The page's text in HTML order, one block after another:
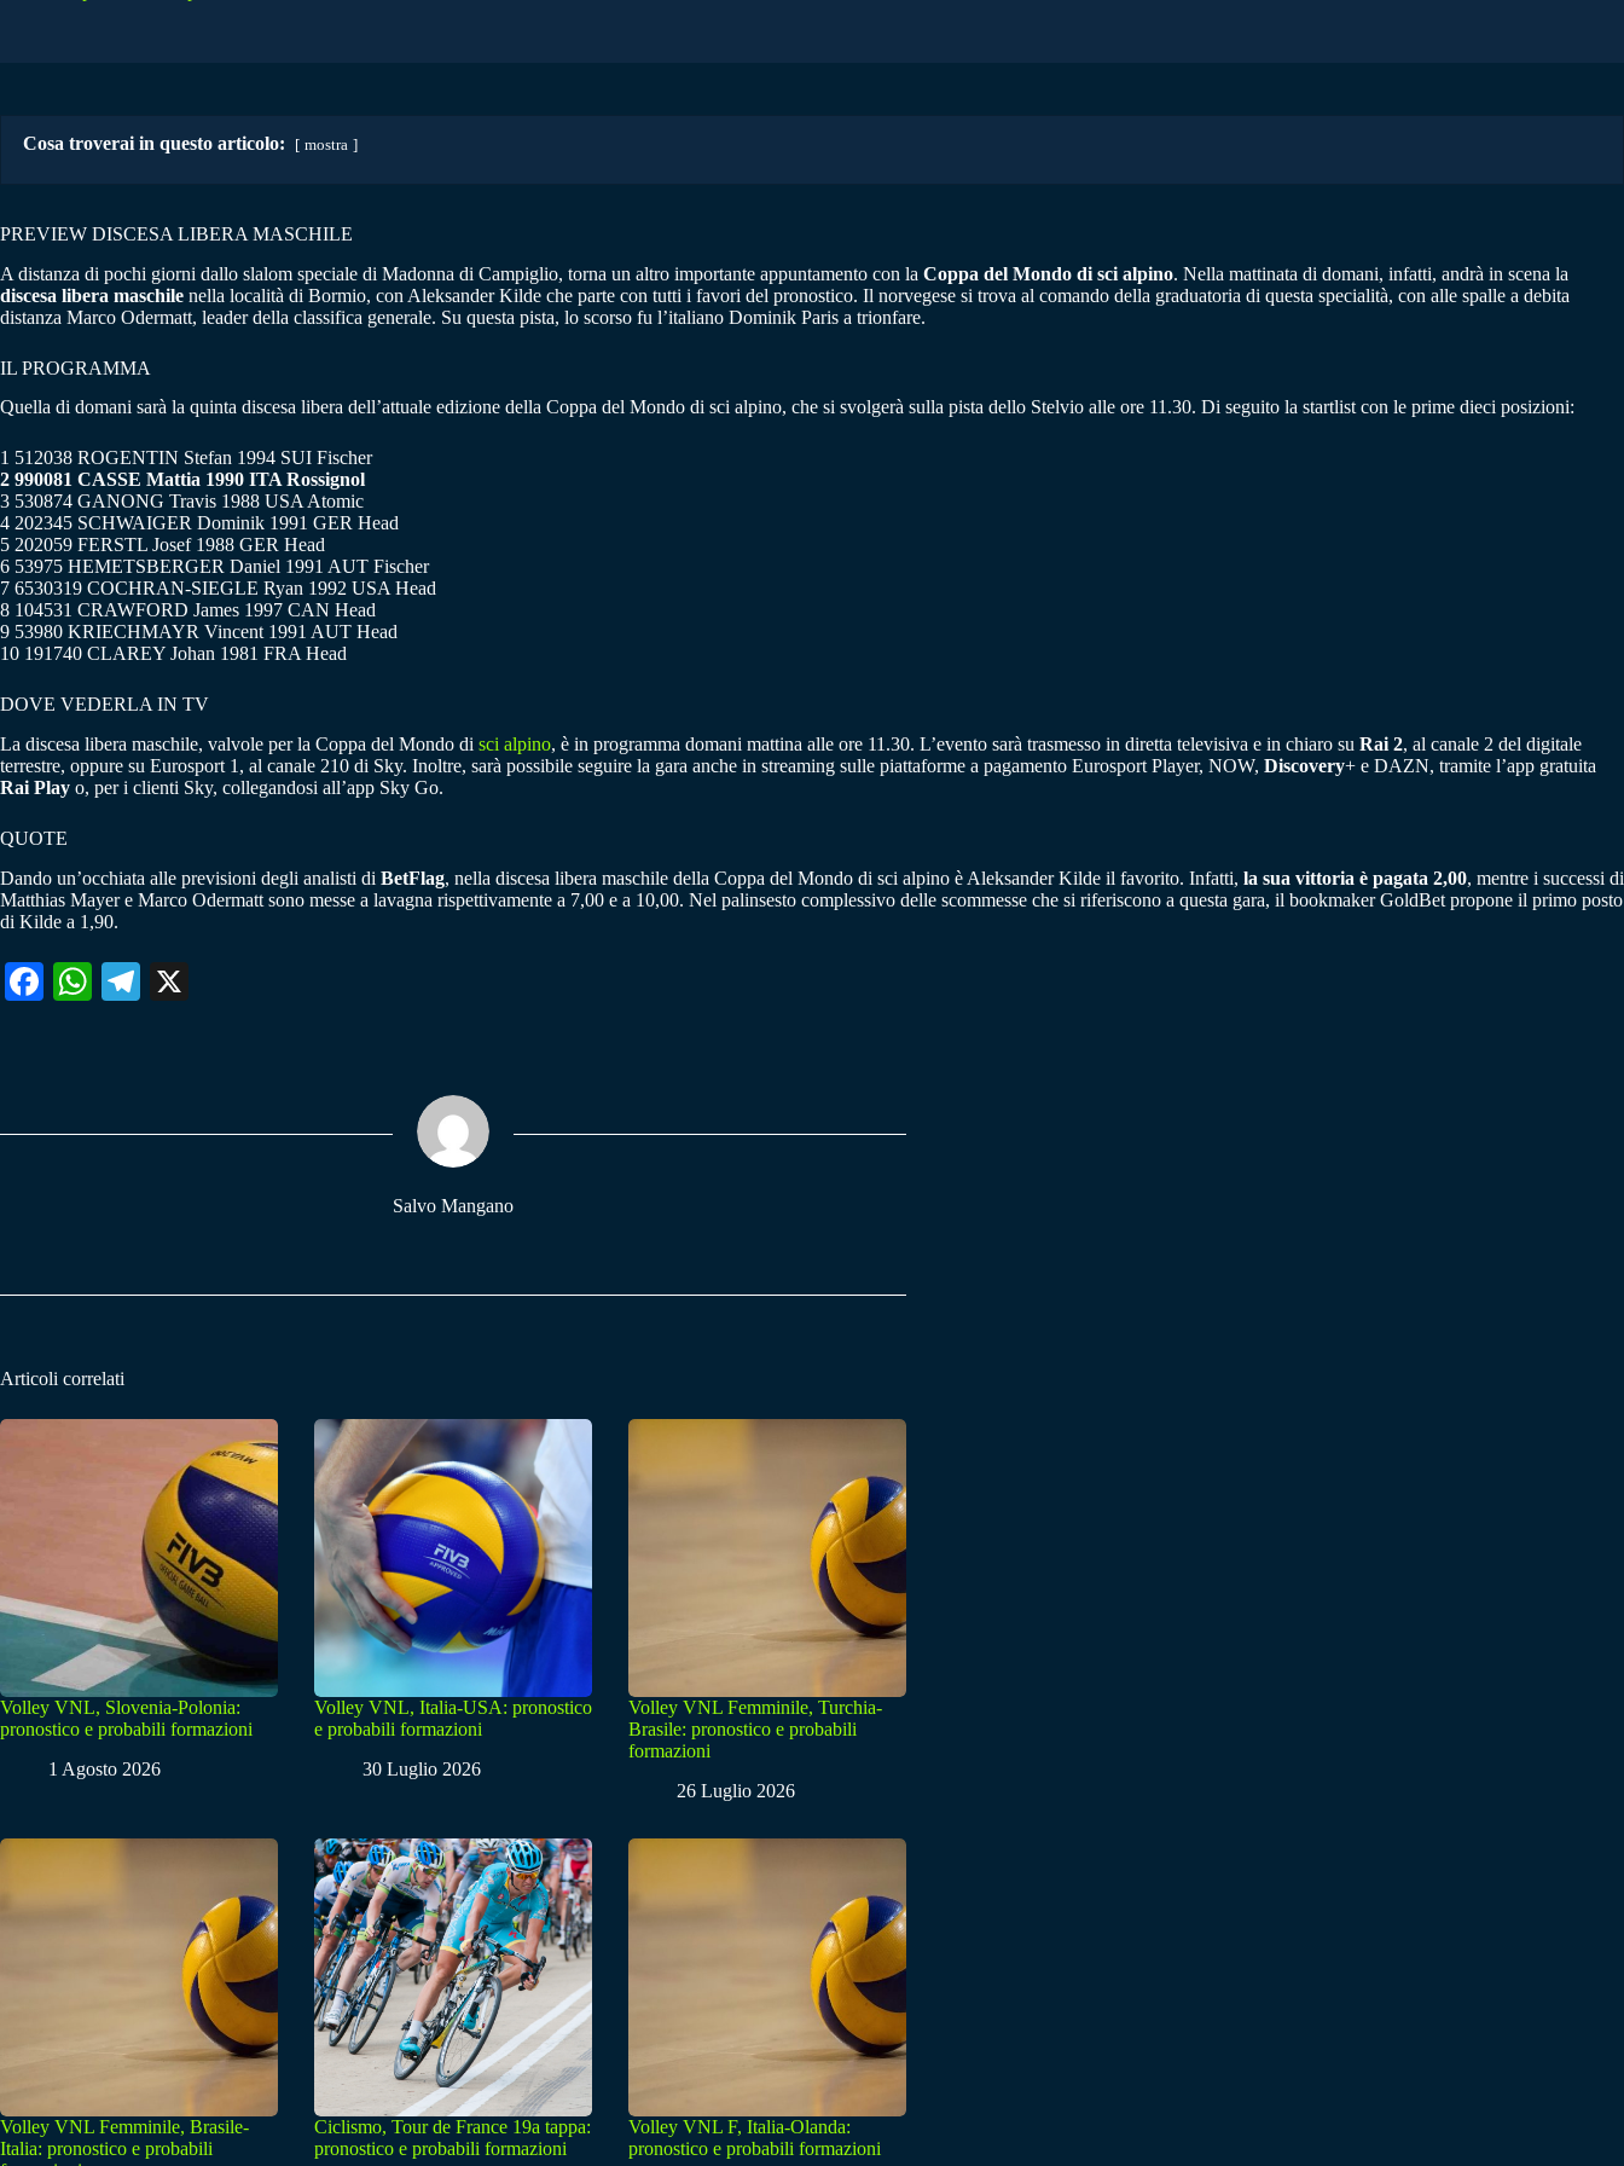
Cosa troverai in questo articolo: mostra
PREVIEW DISCESA LIBERA MASCHILE
A distanza di pochi giorni dallo slalom speciale di Madonna di Campiglio, torna un altro importante appuntamento con la Coppa del Mondo di sci alpino. Nella mattinata di domani, infatti, andrà in scena la
discesa libera maschile nella località di Bormio, con Aleksander Kilde che parte con tutti i favori del pronostico. Il norvegese si trova al comando della graduatoria di questa specialità, con alle spalle a debita
distanza Marco Odermatt, leader della classifica generale. Su questa pista, lo scorso fu l’italiano Dominik Paris a trionfare.
IL PROGRAMMA
Quella di domani sarà la quinta discesa libera dell’attuale edizione della Coppa del Mondo di sci alpino, che si svolgerà sulla pista dello Stelvio alle ore 11.30. Di seguito la startlist con le prime dieci posizioni:
1 512038 ROGENTIN Stefan 1994 SUI Fischer
2 990081 CASSE Mattia 1990 ITA Rossignol
3 530874 GANONG Travis 1988 USA Atomic
4 202345 SCHWAIGER Dominik 1991 GER Head
5 202059 FERSTL Josef 1988 GER Head
6 53975 HEMETSBERGER Daniel 1991 AUT Fischer
7 6530319 COCHRAN-SIEGLE Ryan 1992 USA Head
8 104531 CRAWFORD James 1997 CAN Head
9 53980 KRIECHMAYR Vincent 1991 AUT Head
10 191740 CLAREY Johan 1981 FRA Head
DOVE VEDERLA IN TV
La discesa libera maschile, valvole per la Coppa del Mondo di sci alpino, è in programma domani mattina alle ore 11.30. L’evento sarà trasmesso in diretta televisiva e in chiaro su Rai 2, al canale 2 del digitale
terrestre, oppure su Eurosport 1, al canale 210 di Sky. Inoltre, sarà possibile seguire la gara anche in streaming sulle piattaforme a pagamento Eurosport Player, NOW, Discovery+ e DAZN, tramite l’app gratuita
Rai Play o, per i clienti Sky, collegandosi all’app Sky Go.
QUOTE
Dando un’occhiata alle previsioni degli analisti di BetFlag, nella discesa libera maschile della Coppa del Mondo di sci alpino è Aleksander Kilde il favorito. Infatti, la sua vittoria è pagata 2,00, mentre i successi di
Matthias Mayer e Marco Odermatt sono messe a lavagna rispettivamente a 7,00 e a 10,00. Nel palinsesto complessivo delle scommesse che si riferiscono a questa gara, il bookmaker GoldBet propone il primo posto
di Kilde a 1,90.
Fa W
pp
Te
m
Salvo Mangano
Articoli correlati
Volley VNL, Slovenia-Polonia:
pronostico e probabili formazioni
1 Agosto 2026
Volley VNL, Italia-USA: pronostico
e probabili formazioni
30 Luglio 2026
Volley VNL Femminile, Turchia-
Brasile: pronostico e probabili
formazioni
26 Luglio 2026
Volley VNL Femminile, Brasile-
Italia: pronostico e probabili
Ciclismo, Tour de France 19a tappa:
pronostico e probabili formazioni
Volley VNL F, Italia-Olanda:
pronostico e probabili formazioni